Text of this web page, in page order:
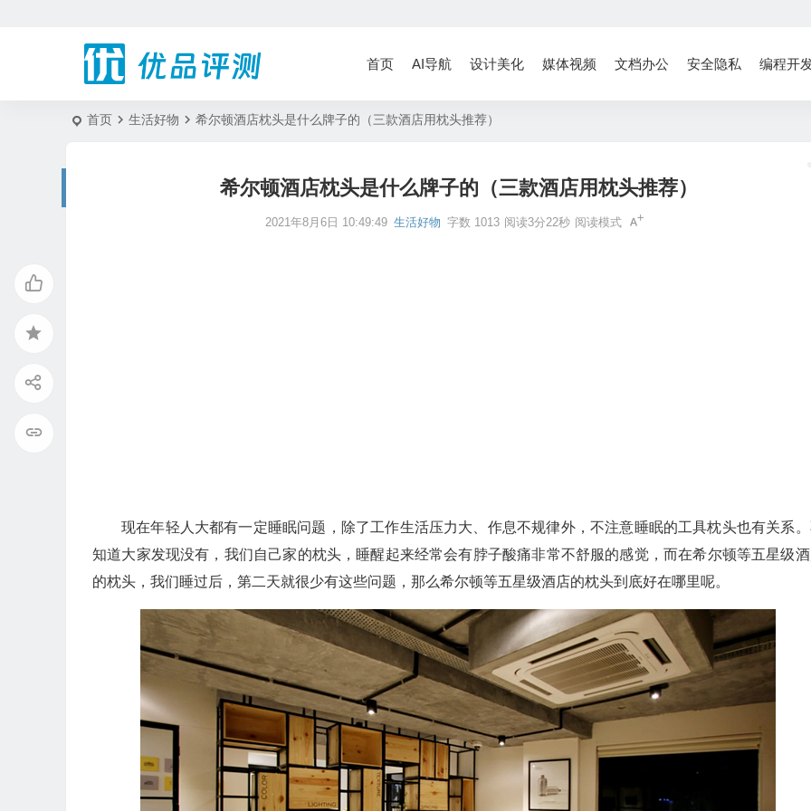
首页 AI导航 设计美化 媒体视频 文档办公 安全隐私 编程开
首页 生活好物 希尔顿酒店枕头是什么牌子的（三款酒店用枕头推荐）
希尔顿酒店枕头是什么牌子的（三款酒店用枕头推荐）
2021年8月6日 10:49:49 生活好物 字数 1013 阅读3分22秒 阅读模式
现在年轻人大都有一定睡眠问题，除了工作生活压力大、作息不规律外，不注意睡眠的工具枕头也有关系
知道大家发现没有，我们自己家的枕头，睡醒起来经常会有脖子酸痛非常不舒服的感觉，而在希尔顿等五星级
的枕头，我们睡过后，第二天就很少有这些问题，那么希尔顿等五星级酒店的枕头到底好在哪里呢。